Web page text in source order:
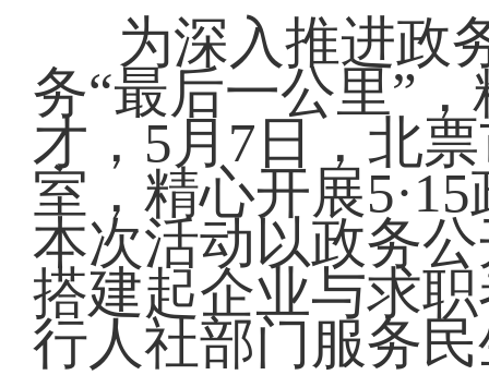
为深入推进政
务“最后一公里”
才，5月7日，北
室，精心开展
本次活动以政务
搭建起企业与求
行人社部门服务